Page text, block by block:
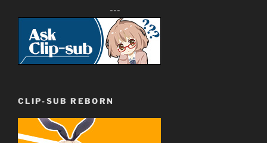
---
CLIP-SUB REBORN